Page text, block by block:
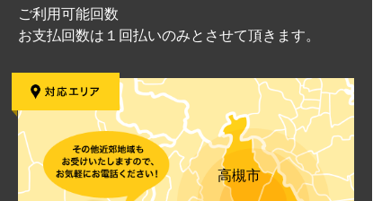
ご利用可能回数
お支払回数は１回払いのみとさせて頂きます。
高槻市